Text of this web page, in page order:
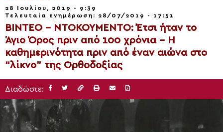
28 Ιουλίου, 2019 - 9:39
Τελευταία ενημέρωση: 28/07/2019 - 17:51
ΒΙΝΤΕΟ – ΝΤΟΚΟΥΜΕΝΤΟ: Έτσι ήταν το
Άγιο Όρος πριν από 100 χρόνια – Η
καθημερινότητα πριν από έναν αιώνα στο
“λίκνο” της Ορθοδοξίας
Διαδώστε: